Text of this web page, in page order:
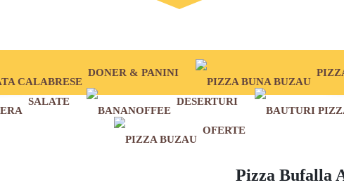
PAROLĂ*OBLIGATORIU
acest site web, pentru a gestiona accesul la contul dvs. și pentru alte
DONER & PANINI
SALATE DESERTURI
OFERTE
Pizza Bufalla